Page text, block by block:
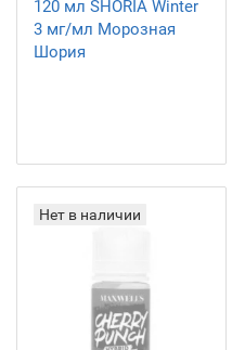
120 мл SHORIA Winter
3 мг/мл Морозная
Шория
Нет в наличии